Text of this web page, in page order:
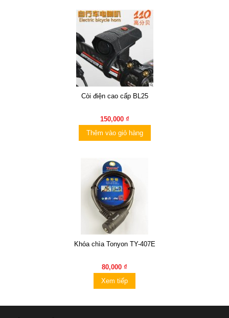
Còi điện cao cấp BL25
150,000 ₫
Thêm vào giỏ hàng
Khóa chìa Tonyon TY-407E
80,000 ₫
Xem tiếp